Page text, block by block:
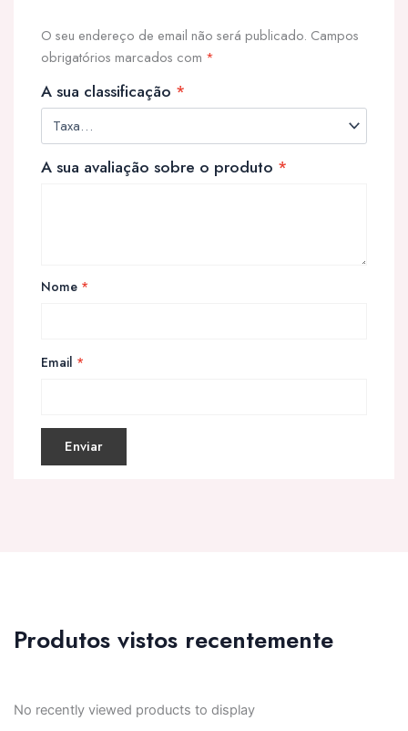
O seu endereço de email não será publicado. Campos
obrigatórios marcados com *
A sua classificação *
A sua avaliação sobre o produto *
Nome *
Email *
Produtos vistos recentemente
No recently viewed products to display